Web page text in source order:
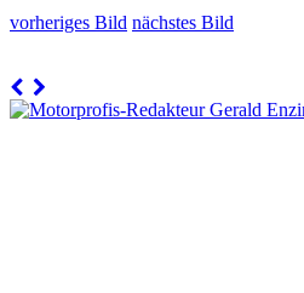
vorheriges Bild nächstes Bild